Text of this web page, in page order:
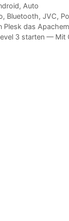
, Auto
, Bluetooth, JVC,
Plesk das
3 starten — Mit